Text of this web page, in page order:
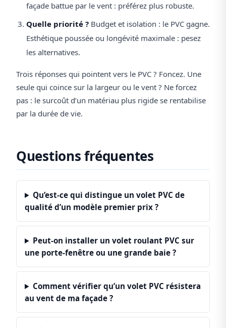
façade battue par le vent : préférez plus robuste.
Quelle priorité ? Budget et isolation : le PVC gagne.
Esthétique poussée ou longévité maximale : pesez
les alternatives.
Trois réponses qui pointent vers le PVC ? Foncez. Une
seule qui coince sur la largeur ou le vent ? Ne forcez
pas : le surcoût d’un matériau plus rigide se rentabilise
par la durée de vie.
Questions fréquentes
Qu’est-ce qui distingue un volet PVC de
qualité d’un modèle premier prix ?
Peut-on installer un volet roulant PVC sur
une porte-fenêtre ou une grande baie ?
Comment vérifier qu’un volet PVC résistera
au vent de ma façade ?